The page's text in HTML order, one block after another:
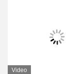
Video